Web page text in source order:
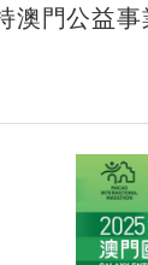
門公益